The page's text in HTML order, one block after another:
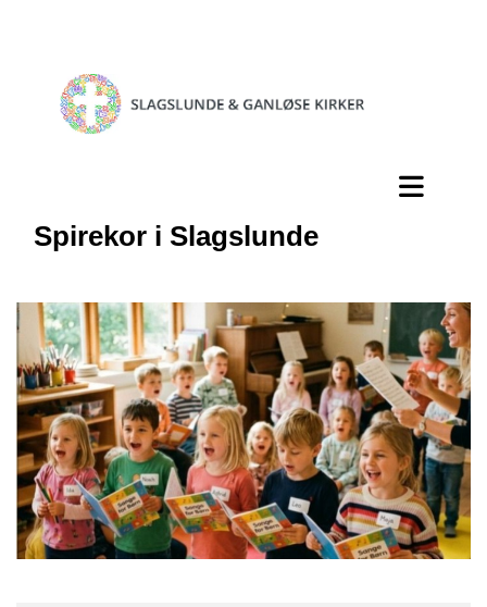
Spirekor i Slagslunde